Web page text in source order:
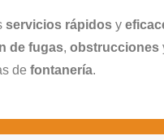
servicios rápidos y
de fugas,obstrucciones
defontanería.